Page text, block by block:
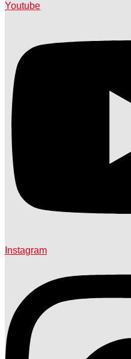
Youtube
Instagram